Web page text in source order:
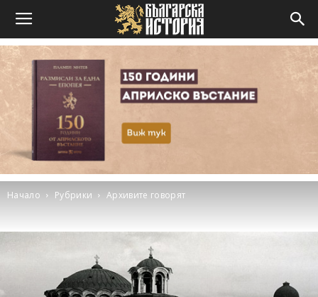
Начало Рубрики Архивите говорят